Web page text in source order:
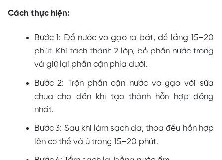
Cách thực hiện:
Bước 1: Đổ nước vo gạo ra bát, để lắng 15–20
phút. Khi tách thành 2 lớp, bỏ phần nước trong
và giữ lại phần cặn phía dưới.
Bước 2: Trộn phần cặn nước vo gạo với sữa
chua cho đến khi tạo thành hỗn hợp đồng
nhất.
Bước 3: Sau khi làm sạch da, thoa đều hỗn hợp
lên cơ thể và ủ trong 15–20 phút.